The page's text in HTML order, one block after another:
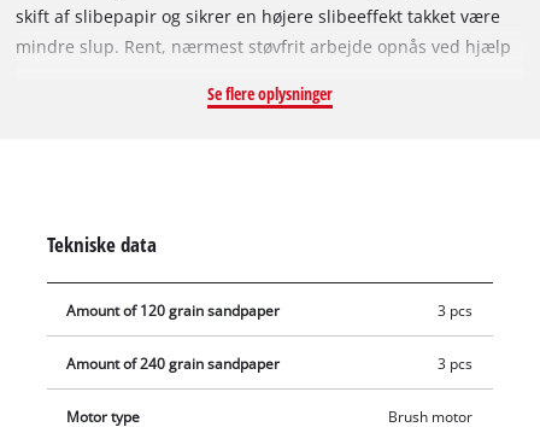
skift af slibepapir og sikrer en højere slibeeffekt takket være
mindre slup. Rent, nærmest støvfrit arbejde opnås ved hjælp
være støvsugningsadapteren kan den erstattes af en
slibepapir til træ ved levering, så du kan komme i gang med
arbejdet med det samme. Maskinen leveres uden akku og
oplader. Disse kan købes separat. Endvidere kan maskinen
Se flere oplysninger
Tekniske data
Amount of 120 grain sandpaper 3 pcs
Amount of 240 grain sandpaper 3 pcs
Motor type Brush motor